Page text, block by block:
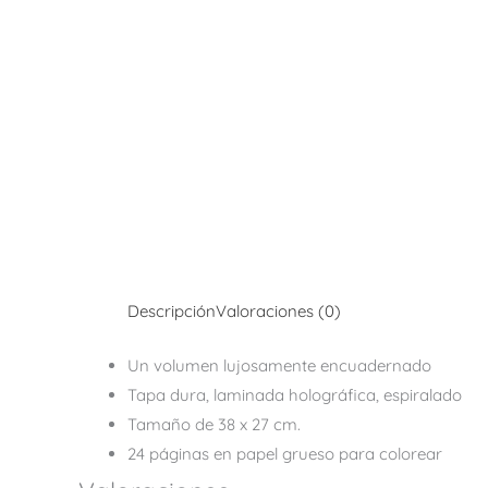
DescripciónValoraciones (0)
Un volumen lujosamente encuadernado
Tapa dura, laminada holográfica, espiralado
Tamaño de 38 x 27 cm.
24 páginas en papel grueso para colorear